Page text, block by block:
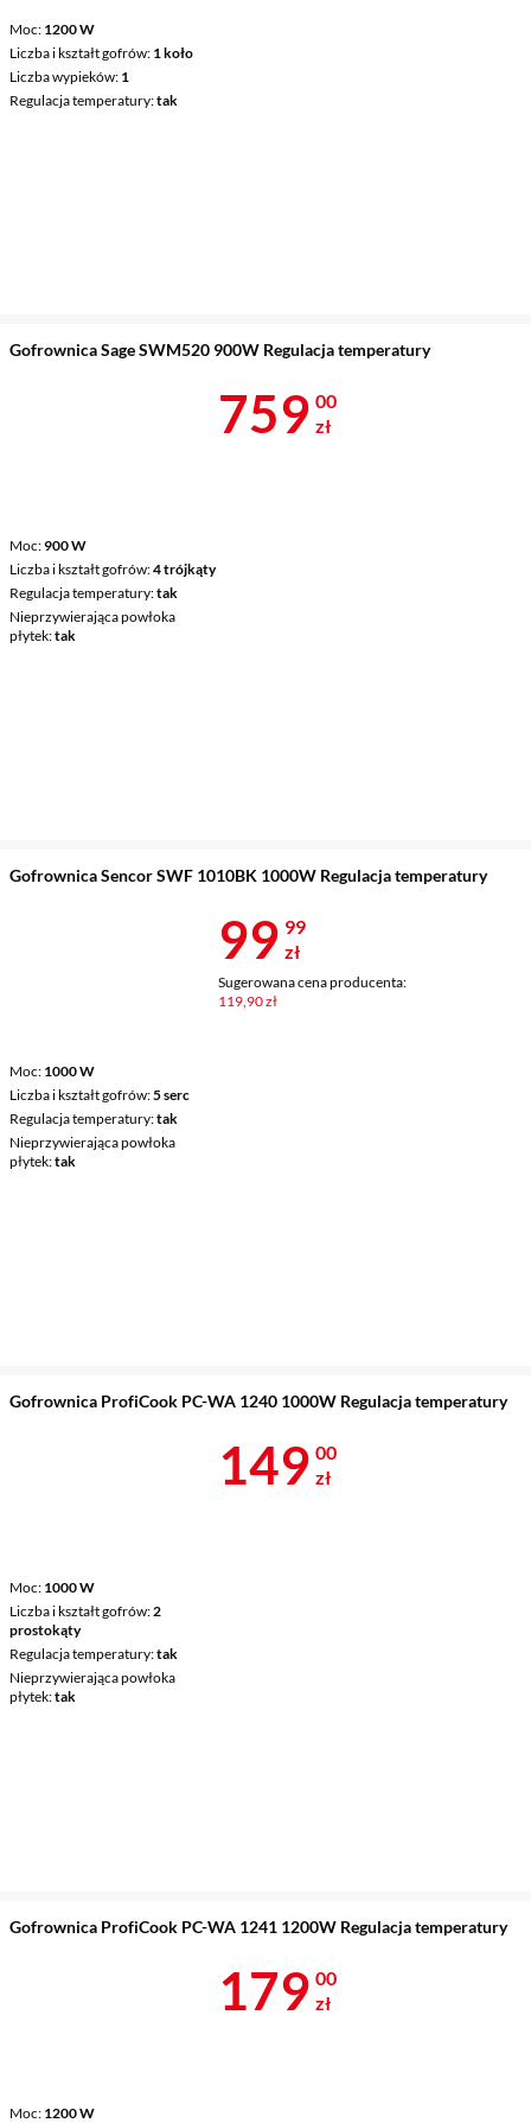
Moc 1200 W
Liczba i kształt gofrów 1 koło
Liczba wypieków 1
Regulacja temperatury tak
Gofrownica Sage SWM520 900W Regulacja temperatury
Moc 900 W
Liczba i kształt gofrów 4 trójkąty
Regulacja temperatury tak
Nieprzywierająca powłoka
płytek tak
Cena 759 zł
759 00
zł
Gofrownica Sencor SWF 1010BK 1000W Regulacja temperatury
Moc 1000 W
Liczba i kształt gofrów 5 serc
Regulacja temperatury tak
Nieprzywierająca powłoka
płytek tak
Cena 99,99
99 99
zł
Sugerowana cena producenta:
119,90 zł
Gofrownica ProfiCook PC-WA 1240 1000W Regulacja temperatury
Moc 1000 W
Liczba i kształt gofrów 2
prostokąty
Regulacja temperatury tak
Nieprzywierająca powłoka
płytek tak
Cena 149 zł
149 00
zł
Gofrownica ProfiCook PC-WA 1241 1200W Regulacja temperatury
Moc 1200 W
Cena 179 zł
179 00
zł